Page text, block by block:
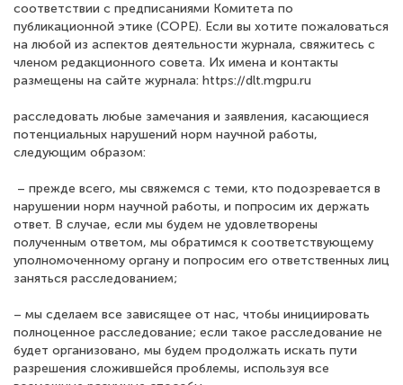
соответствии с предписаниями Комитета по
публикационной этике (COPE). Если вы хотите пожаловаться
на любой из аспектов деятельности журнала, свяжитесь с
членом редакционного совета. Их имена и контакты
размещены на сайте журнала: https://dlt.mgpu.ru
расследовать любые замечания и заявления, касающиеся
потенциальных нарушений норм научной работы,
следующим образом:
– прежде всего, мы свяжемся с теми, кто подозревается в
нарушении норм научной работы, и попросим их держать
ответ. В случае, если мы будем не удовлетворены
полученным ответом, мы обратимся к соответствующему
уполномоченному органу и попросим его ответственных лиц
заняться расследованием;
– мы сделаем все зависящее от нас, чтобы инициировать
полноценное расследование; если такое расследование не
будет организовано, мы будем продолжать искать пути
разрешения сложившейся проблемы, используя все